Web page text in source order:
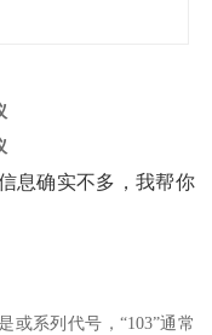
息确实不多，我帮你
或系列代号，“103”通常